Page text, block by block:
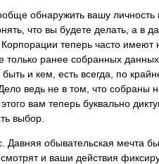
обнаружить вашу
что вы будете делать, а в
теперь часто имеют
только ранее собранных
и кем, есть всегда, по
ведь не в том, что собраны
вам теперь буквально
выбор.
Давняя обывательская мечта
и ваши действия